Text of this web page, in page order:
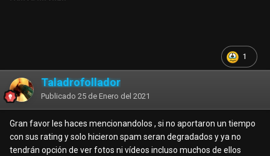
1
Taladrofollador
Publicado 25 de Enero del 2021
Gran favor les haces mencionandolos , si no aportaron un tiempo
con sus rating y solo hicieron spam seran degradados y ya no
tendrán opción de ver fotos ni vídeos incluso muchos de ellos